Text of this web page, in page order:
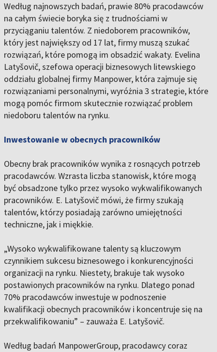
Według najnowszych badań, prawie 80% pracodawców
na całym świecie boryka się z trudnościami w
przyciąganiu talentów. Z niedoborem pracowników,
który jest największy od 17 lat, firmy muszą szukać
rozwiązań, które pomogą im obsadzić wakaty. Evelina
Latyšovič, szefowa operacji biznesowych litewskiego
oddziału globalnej firmy Manpower, która zajmuje się
rozwiązaniami personalnymi, wyróżnia 3 strategie, które
mogą pomóc firmom skutecznie rozwiązać problem
niedoboru talentów na rynku.
Inwestowanie w obecnych pracowników
Obecny brak pracowników wynika z rosnących potrzeb
pracodawców. Wzrasta liczba stanowisk, które mogą
być obsadzone tylko przez wysoko wykwalifikowanych
pracowników. E. Latyšovič mówi, że firmy szukają
talentów, którzy posiadają zarówno umiejętności
techniczne, jak i miękkie.
„Wysoko wykwalifikowane talenty są kluczowym
czynnikiem sukcesu biznesowego i konkurencyjności
organizacji na rynku. Niestety, brakuje tak wysoko
postawionych pracowników na rynku. Dlatego ponad
70% pracodawców inwestuje w podnoszenie
kwalifikacji obecnych pracowników i koncentruje się na
przekwalifikowaniu” – zauważa E. Latyšovič.
Według badań ManpowerGroup, pracodawcy coraz